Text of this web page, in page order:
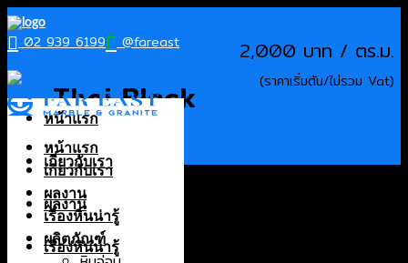
Skip
to 02 939 6199 @fareast
หน้าแรก
เกี่ยวกับเรา
ผลงาน
เรื่องหินน่ารู้
ผลิตภัณฑ์
หน้าแรก
เกี่ยวกับเรา
ผลงาน
เรื่องหินน่ารู้
Thai Black
2,000
Products
หินอ่อน
หินแกรนิต